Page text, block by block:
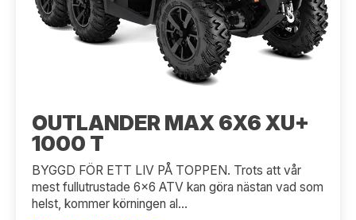
OUTLANDER MAX 6X6 XU+
1000 T
BYGGD FÖR ETT LIV PÅ TOPPEN. Trots att vår
mest fullutrustade 6x6 ATV kan göra nästan vad som
helst, kommer körningen al...